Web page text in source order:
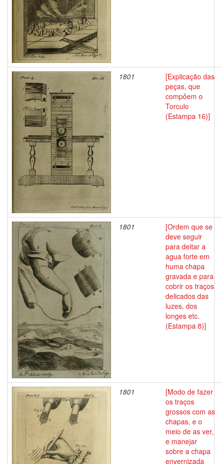
1801
[Explicação das
peças, que
compôem o
Torculo
(Estampa 16)]
1801
[Ordem que se
deve seguir
para deitar a
agua forte em
huma chapa
gravada e para
cobrir os traços
delicados das
luzes, dos
longes etc.
(Estampa 8)]
1801
[Modo de fazer
os traços
grossos com as
chapas, e o
meio de as ver,
e manejar
sobre a chapa
envernizada